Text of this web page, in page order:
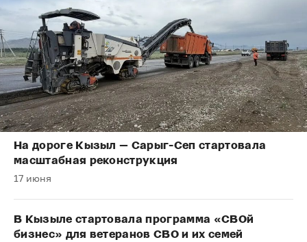
На дороге Кызыл — Сарыг-Сеп стартовала
масштабная реконструкция
17 июня
В Кызыле стартовала программа «СВОй
бизнес» для ветеранов СВО и их семей